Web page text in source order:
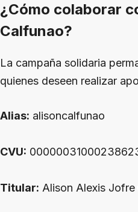
¿Cómo colaborar
Calfunao?
La campaña solidaria
quienes deseen realizar
Alias: alisoncalfunao
CVU:
Titular: Alison Alexis Jofre